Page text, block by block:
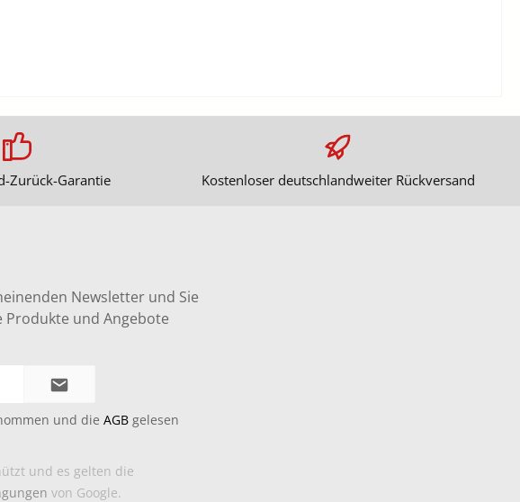
Zurück-Garantie Kostenloser deutschlandweiter Rückversand
Newsletter und Sie
und Angebote
und die AGB gelesen
und es gelten die
von Google.